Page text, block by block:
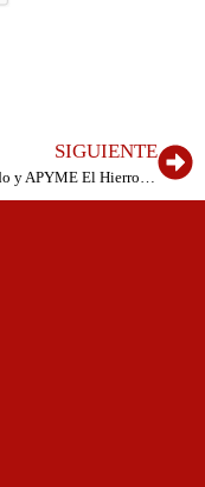
SIGUIENTE